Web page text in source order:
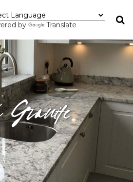
by Translate
Granite